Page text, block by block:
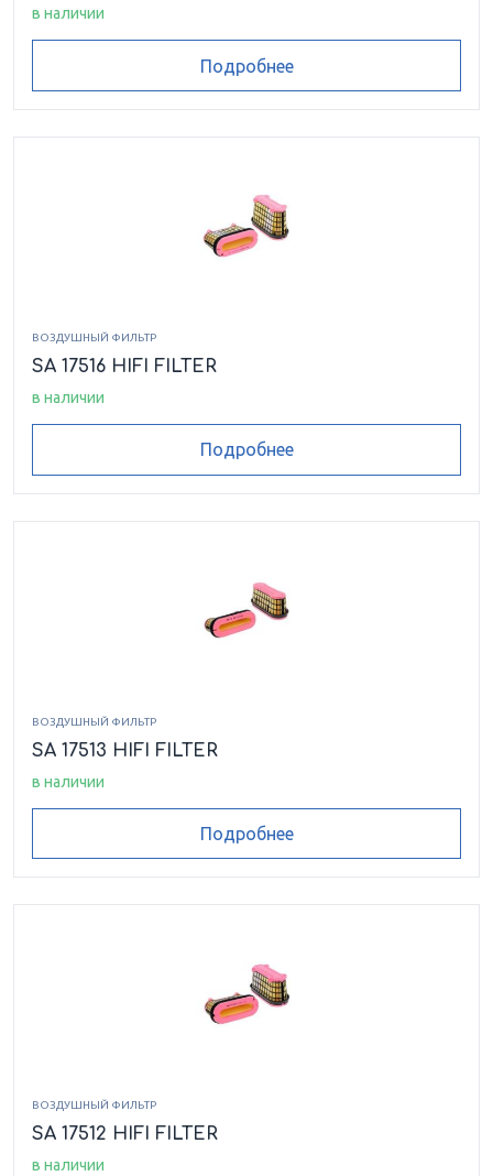
в наличии
Подробнее
ВОЗДУШНЫЙ ФИЛЬТР
SA 17516 HIFI FILTER
в наличии
Подробнее
ВОЗДУШНЫЙ ФИЛЬТР
SA 17513 HIFI FILTER
в наличии
Подробнее
ВОЗДУШНЫЙ ФИЛЬТР
SA 17512 HIFI FILTER
в наличии